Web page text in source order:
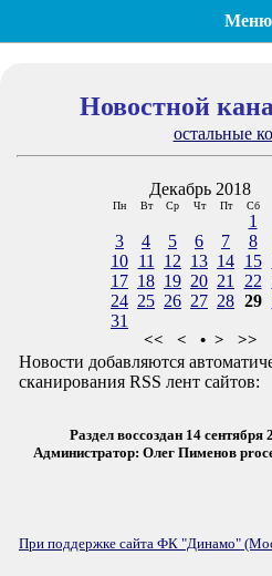
Меню
Новостной
остальные
Декабрь 2018
Пн Вт Ср Чт Пт Сб
1
3
4 5 6 7 8
10 11 12 13 14 15
17 18 19 20 21 22
24 25 26 27 28 29
31
<< < • > >>
Новости добавляются
сканирования RSS лент сайтов:
Раздел воссоздан 14 сентября
Администратор: Олег Пименов
При поддержке сайта ФК "Динамо"